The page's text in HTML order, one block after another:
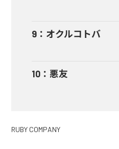
9 ： オクルコトバ
10 ： 悪友
RUBY COMPANY